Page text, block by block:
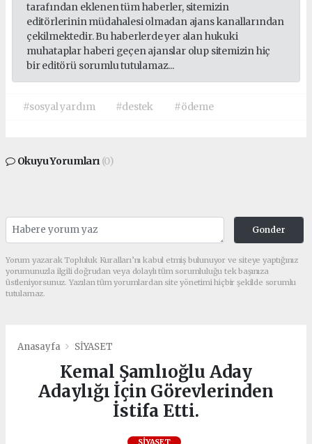
tarafından eklenen tüm haberler, sitemizin
editörlerinin müdahalesi olmadan ajans kanallarından
çekilmektedir. Bu haberlerde yer alan hukuki
muhataplar haberi geçen ajanslar olup sitemizin hiç
bir editörü sorumlu tutulamaz...
#sosyal yardım #destek #ödeme
Okuyu Yorumları (0)
Gonder
Yorum yazarak Topluluk Kuralları’nı kabul etmiş bulunuyor ve siteye yaptığınız
yorumunuzla ilgili doğrudan veya dolaylı tüm sorumluluğu tek başınıza
üstleniyorsunuz. Yazılan tüm yorumlardan site yönetimi hiçbir şekilde sorumlu
tutulamaz.
Anasayfa SİYASET
Kemal Şamlıoğlu Aday
Adaylığı İçin Görevlerinden
İstifa Etti.
SİYASET